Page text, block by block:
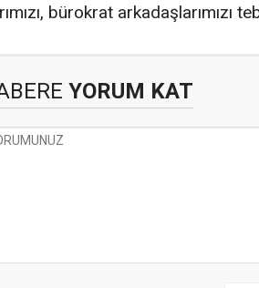
bürokrat arkadaşlarımızı
YORUM KAT